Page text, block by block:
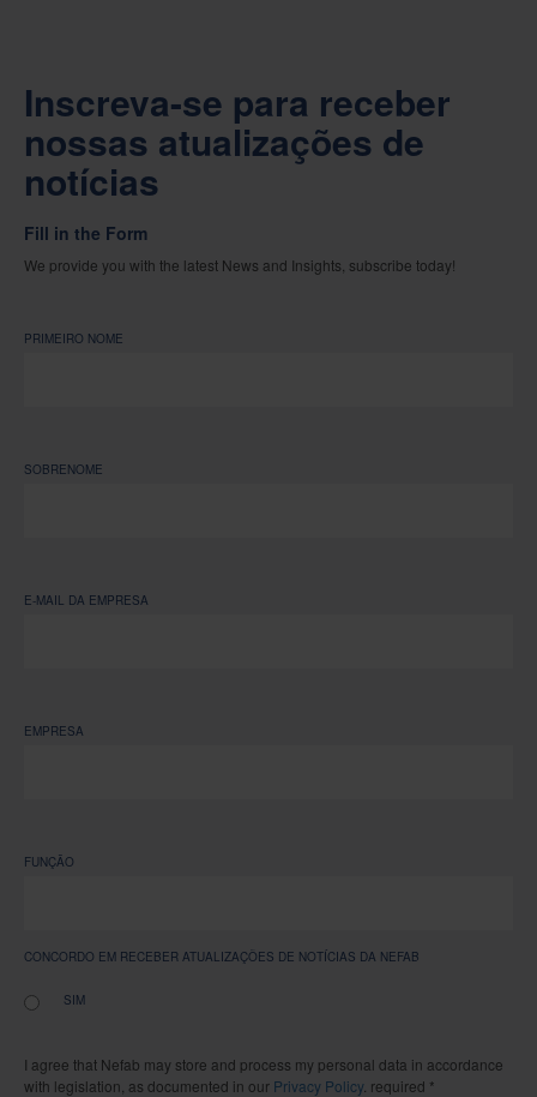
Inscreva-se para receber
nossas atualizações de
notícias
Fill in the Form
We provide you with the latest News and Insights, subscribe today!
PRIMEIRO NOME
SOBRENOME
E-MAIL DA EMPRESA
EMPRESA
FUNÇÃO
CONCORDO EM RECEBER ATUALIZAÇÕES DE NOTÍCIAS DA NEFAB
SIM
I agree that Nefab may store and process my personal data in accordance
with legislation, as documented in our Privacy Policy. required *